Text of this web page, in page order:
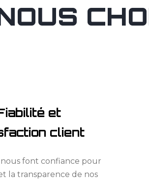
et
client
nous font confiance pour
la transparence de nos